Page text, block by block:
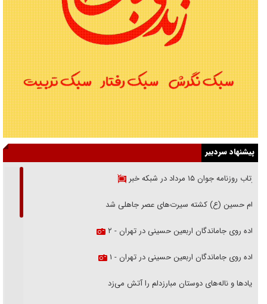
پیشنهاد سردبیر
بازتاب روزنامه جوان ۱۵ مرداد در شبکه خبر
امام حسین (ع) کشته سیرت‌های عصر جاهلی شد
پیاده روی جاماندگان اربعین حسینی در تهران - ۲
پیاده روی جاماندگان اربعین حسینی در تهران - ۱
فریاد‌ها و ناله‌های دوستان مبارزدلم را آتش می‌زد